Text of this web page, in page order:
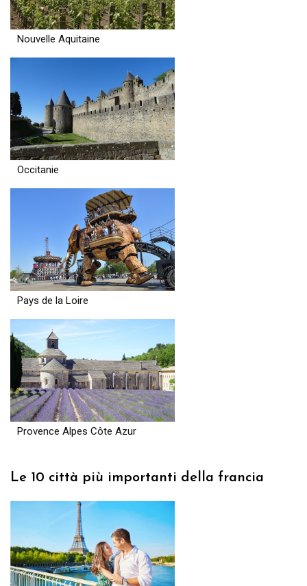
Nouvelle Aquitaine
Occitanie
Pays de la Loire
Provence Alpes Côte Azur
Le 10 città più importanti della francia